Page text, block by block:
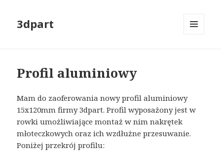
3dpart
Profil aluminiowy
Mam do zaoferowania nowy profil aluminiowy
15x120mm firmy 3dpart. Profil wyposażony jest w
rowki umożliwiające montaż w nim nakrętek
młoteczkowych oraz ich wzdłużne przesuwanie.
Poniżej przekrój profilu: